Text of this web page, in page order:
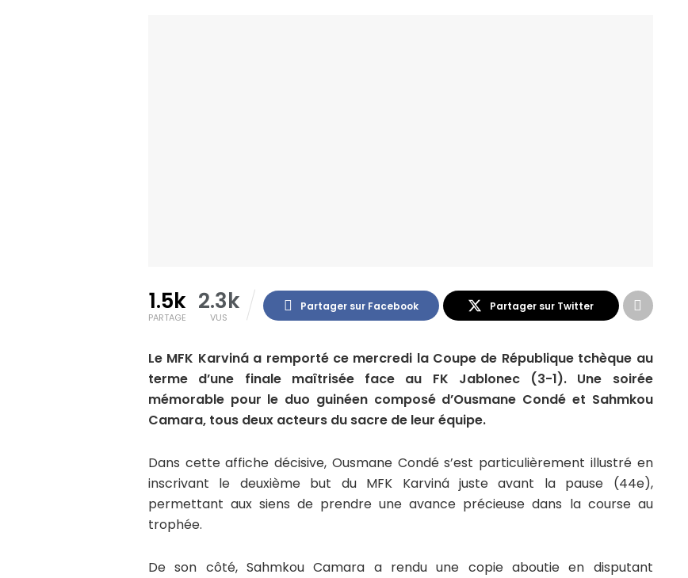
1.5k
PARTAGE
2.3k
VUS
Partager sur Facebook Partager sur Twitter
Le MFK Karviná a remporté ce mercredi la Coupe de République tchèque au
terme d’une finale maîtrisée face au FK Jablonec (3-1). Une soirée
mémorable pour le duo guinéen composé d’Ousmane Condé et Sahmkou
Camara, tous deux acteurs du sacre de leur équipe.
Dans cette affiche décisive, Ousmane Condé s’est particulièrement illustré en
inscrivant le deuxième but du MFK Karviná juste avant la pause (44e),
permettant aux siens de prendre une avance précieuse dans la course au
trophée.
De son côté, Sahmkou Camara a rendu une copie aboutie en disputant